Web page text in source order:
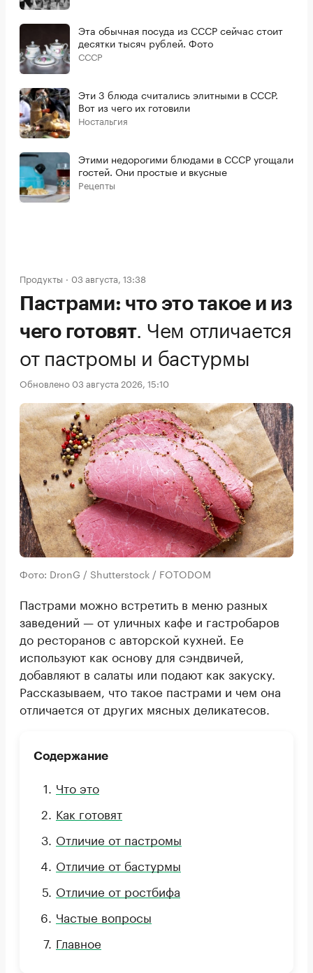
Эта обычная посуда из СССР сейчас стоит
десятки тысяч рублей. Фото
СССР
Эти 3 блюда считались элитными в СССР.
Вот из чего их готовили
Ностальгия
Этими недорогими блюдами в СССР угощали
гостей. Они простые и вкусные
Рецепты
Продукты 03 августа, 13:38
Пастрами: что это такое и из
чего готовят. Чем отличается
от пастромы и бастурмы
Обновлено 03 августа 2026, 15:10
Фото: DronG / Shutterstock / FOTODOM
Пастрами можно встретить в меню разных
заведений — от уличных кафе и гастробаров
до ресторанов с авторской кухней. Ее
используют как основу для сэндвичей,
добавляют в салаты или подают как закуску.
Рассказываем, что такое пастрами и чем она
отличается от других мясных деликатесов.
Содержание
Что это
Как готовят
Отличие от пастромы
Отличие от бастурмы
Отличие от ростбифа
Частые вопросы
Главное